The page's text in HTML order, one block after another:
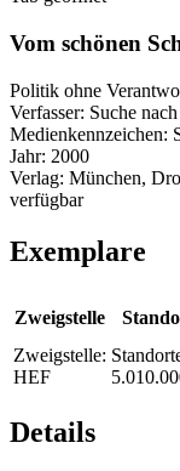
Vom schönen
Politik ohne
Verfasser: Suche
Medienkennzeichen:
Jahr: 2000
Verlag: München,
verfügbar
Exemplare
Zweigstelle
Zweigstelle:
HEF
Details